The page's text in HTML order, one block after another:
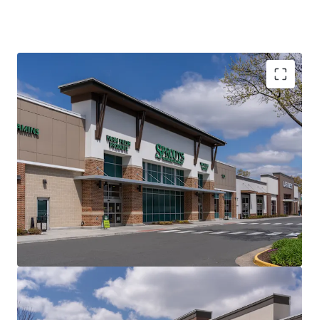
Best-In-Class Grocery-Anchored Product in an
Affluent, Infill Northern Virginia Location at the
Forefront of the AI and Cloud Computing
Revolution
Minimal CapEx Spend Required - $18.4 Million
Invested in Capital Improvements During the
Property's Full Redevelopment in 2019
Premier Grocer and National Tenant Line-Up
Providing a Secure Income Stream Via 7.2 Years of
WALT
Robust Demographics with $201K Average
Household Income and a Population of 242K within